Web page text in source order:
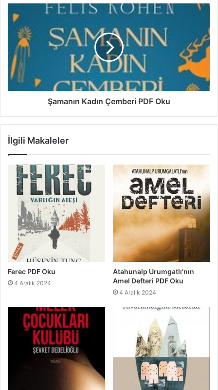
Şamanın Kadın Çemberi PDF Oku
İlgili Makaleler
Ferec PDF Oku
4 Aralık 2024
Atahunalp Urumgatlı’nın
Amel Defteri PDF Oku
4 Aralık 2024